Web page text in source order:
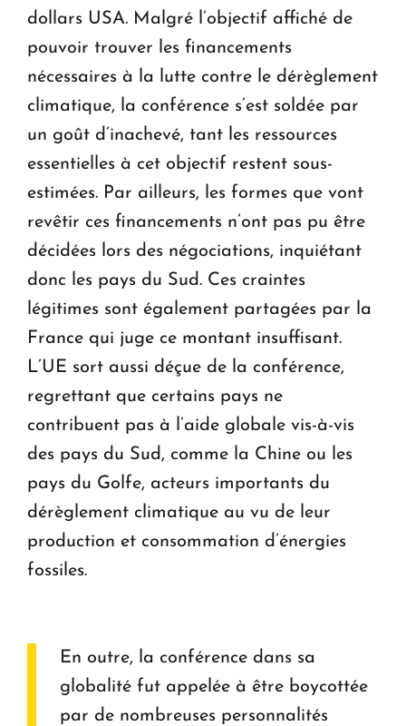
dollars USA. Malgré l’objectif affiché de
pouvoir trouver les financements
nécessaires à la lutte contre le dérèglement
climatique, la conférence s’est soldée par
un goût d’inachevé, tant les ressources
essentielles à cet objectif restent sous-
estimées. Par ailleurs, les formes que vont
revêtir ces financements n’ont pas pu être
décidées lors des négociations, inquiétant
donc les pays du Sud. Ces craintes
légitimes sont également partagées par la
France qui juge ce montant insuffisant.
L’UE sort aussi déçue de la conférence,
regrettant que certains pays ne
contribuent pas à l’aide globale vis-à-vis
des pays du Sud, comme la Chine ou les
pays du Golfe, acteurs importants du
dérèglement climatique au vu de leur
production et consommation d’énergies
fossiles.
En outre, la conférence dans sa
globalité fut appelée à être boycottée
par de nombreuses personnalités